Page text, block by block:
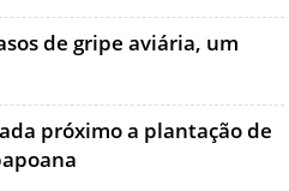
de gripe aviária, um
próximo a plantação de